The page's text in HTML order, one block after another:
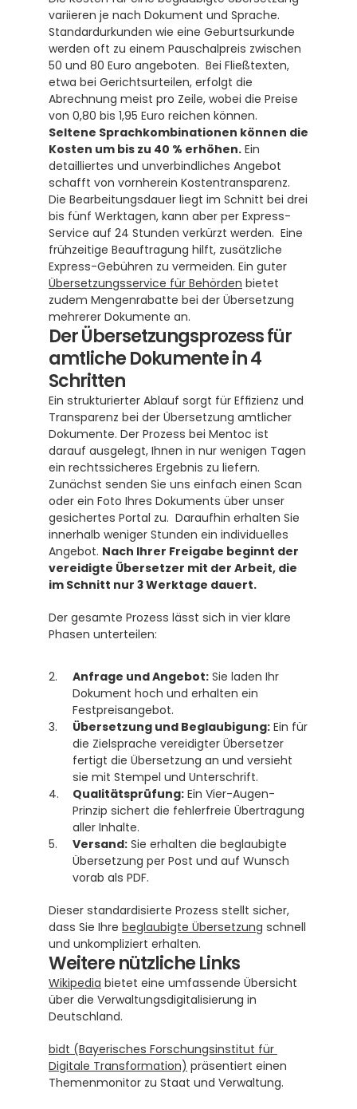
variieren je nach Dokument und Sprache.
Standardurkunden wie eine Geburtsurkunde
werden oft zu einem Pauschalpreis zwischen
50 und 80 Euro angeboten.  Bei Fließtexten,
etwa bei Gerichtsurteilen, erfolgt die
Abrechnung meist pro Zeile, wobei die Preise
Seltene Sprachkombinationen können die
Kosten um bis zu 40 % erhöhen. Ein
detailliertes und unverbindliches Angebot
schafft von vornherein Kostentransparenz.
Die Bearbeitungsdauer liegt im Schnitt bei drei
bis fünf Werktagen, kann aber per Express-
Service auf 24 Stunden verkürzt werden.  Eine
frühzeitige Beauftragung hilft, zusätzliche
Übersetzungsservice für Behörden bietet
zudem Mengenrabatte bei der Übersetzung
mehrerer Dokumente an.
Der Übersetzungsprozess für
amtliche Dokumente in 4
Schritten
Ein strukturierter Ablauf sorgt für Effizienz und
Transparenz bei der Übersetzung amtlicher
Dokumente. Der Prozess bei Mentoc ist
darauf ausgelegt, Ihnen in nur wenigen Tagen
ein rechtssicheres Ergebnis zu liefern.
Zunächst senden Sie uns einfach einen Scan
oder ein Foto Ihres Dokuments über unser
gesichertes Portal zu.  Daraufhin erhalten Sie
innerhalb weniger Stunden ein individuelles
Angebot. Nach Ihrer Freigabe beginnt der
vereidigte Übersetzer mit der Arbeit, die
im Schnitt nur 3 Werktage dauert.
Der gesamte Prozess lässt sich in vier klare
Phasen unterteilen:
Anfrage und Angebot: Sie laden Ihr
Dokument hoch und erhalten ein
Festpreisangebot.
Übersetzung und Beglaubigung: Ein für
die Zielsprache vereidigter Übersetzer
fertigt die Übersetzung an und versieht
sie mit Stempel und Unterschrift.
Qualitätsprüfung: Ein Vier-Augen-
Prinzip sichert die fehlerfreie Übertragung
aller Inhalte.
Versand: Sie erhalten die beglaubigte
Übersetzung per Post und auf Wunsch
vorab als PDF.
Dieser standardisierte Prozess stellt sicher,
dass Sie Ihre beglaubigte Übersetzung schnell
und unkompliziert erhalten.
Weitere nützliche Links
Wikipedia bietet eine umfassende Übersicht
über die Verwaltungsdigitalisierung in
Deutschland.
bidt (Bayerisches Forschungsinstitut für
Digitale Transformation) präsentiert einen
Themenmonitor zu Staat und Verwaltung.